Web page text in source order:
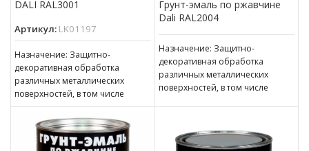
DALI RAL3001
Артикул: LK01197
Назначение: Защитно-
декоративная обработка
различных металлических
поверхностей, в том числе
пораженных точечной или
сплошной коррозией c
толщиной ржавчины до 100 мкм
Грунт-эмаль по ржавчине
Dali RAL2004
Назначение: Защитно-
декоративная обработка
различных металлических
поверхностей, в том числе